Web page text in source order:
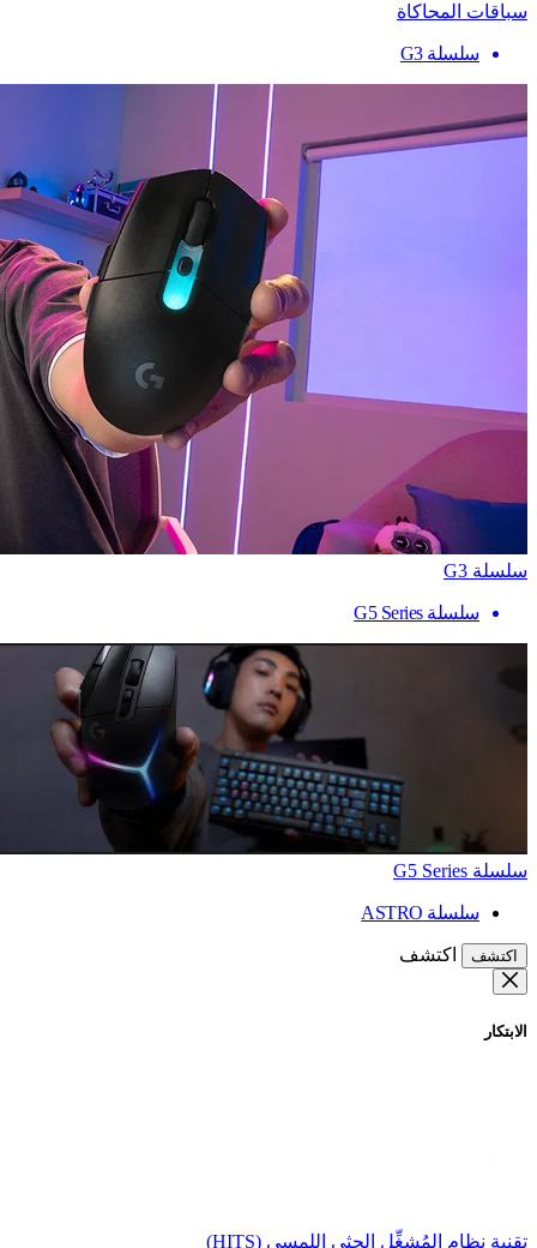
سباقات المحاكاة
سلسلة G3
سلسلة G3
سلسلة G5 Series
سلسلة G5 Series
سلسلة ASTRO
اكتشف اكتشف
الابتكار
تقنية نظام المُشغِّل الحثي اللمسي (HITS)